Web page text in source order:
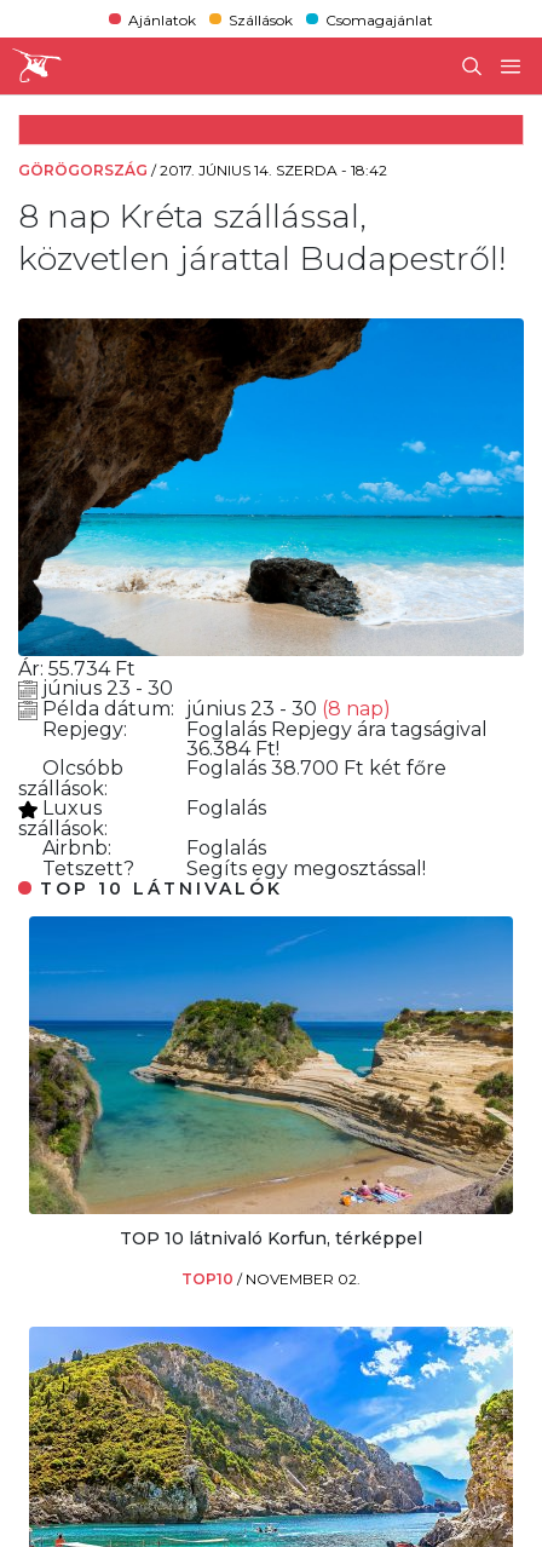
Ajánlatok Szállások Csomagajánlat
GÖRÖGORSZÁG /2017. JÚNIUS 14. SZERDA - 18:42
8 nap Kréta szállással,
közvetlen járattal Budapestről!
Ár: 55.734 Ft
június 23 - 30
Példa dátum:
június 23 - 30 (8 nap)
Repjegy:
Foglalás Repjegy ára tagságival
36.384 Ft!
Olcsóbb
szállások:
Foglalás 38.700 Ft két főre
Luxus
szállások:
Foglalás
Airbnb:
Foglalás
Tetszett?
Segíts egy megosztással!
TOP 10 LÁTNIVALÓK
TOP 10 látnivaló Korfun, térképpel
TOP10 / NOVEMBER 02.